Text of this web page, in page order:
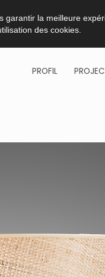
garantir la meilleure
des cookies.
PROFIL